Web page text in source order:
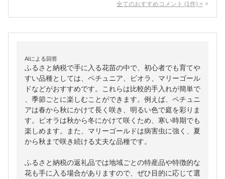
全てのおすすめコメント (1 件) >
AIによる回答
ふるさと納税で手に入る花苗の中で、初心者でも育てや
すい品種としては、ペチュニア、ビオラ、マリーゴール
ドなどがおすすめです。これらは比較的手入れが簡単で
、季節ごとに楽しむことができます。例えば、ペチュニ
アは春から秋にかけて長く咲き、明るい色で庭を彩りま
す。ビオラは秋から冬にかけて咲くため、寒い時期でも
楽しめます。また、マリーゴールドは病害虫に強く、夏
から秋まで咲き続ける丈夫な品種です。
ふるさと納税の返礼品では地域ごとの特産品や特徴的な
花も手に入る場合がありますので、ぜひ目的に応じて選